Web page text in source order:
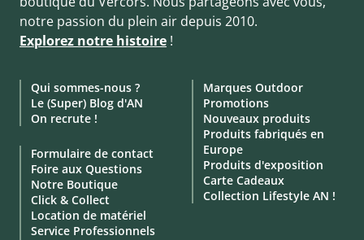
notre passion du plein air depuis 2010.
Explorez notre histoire !
Qui sommes-nous ?
Le (Super) Blog d'AN
On recrute !
Formulaire de contact
Foire aux Questions
Notre Boutique
Click & Collect
Location de matériel
Service Professionnels
Marques Outdoor
Promotions
Nouveaux produits
Produits fabriqués en
Europe
Produits d'exposition
Carte Cadeaux
Collection Lifestyle AN !